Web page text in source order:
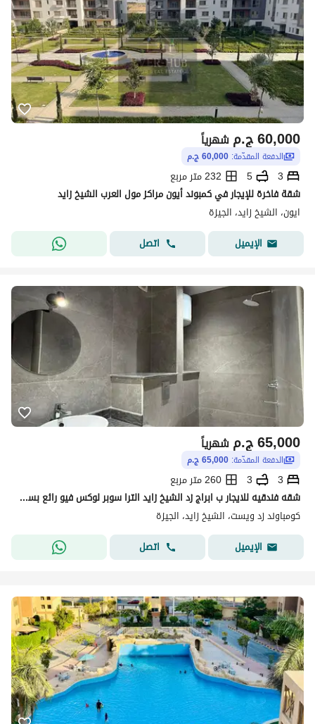
ج.م60,000 شهرياً
الدفعة المقدّمة: 60,000 ج.م
3
5
232 متر مربع
شقة فاخرة للإيجار في كمبوند أيون مراكز مول العرب الشيخ زايد
ايون، الشيخ زايد، الجيزة
الإيميل
اتصل
ج.م65,000 شهرياً
الدفعة المقدّمة: 65,000 ج.م
3
3
260 متر مربع
شقه فندقيه للايجار ب ابراج زد الشيخ زايد الترا سوبر لوكس فيو رائع بسعر ممتاز
كومباوند زد ويست، الشيخ زايد، الجيزة
الإيميل
اتصل